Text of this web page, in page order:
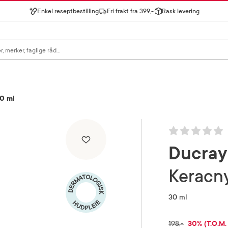
Enkel reseptbestilling Fri frakt fra 399,- Rask levering
ml
Ducray
30 ml
FULLPRIS
198,- 30%